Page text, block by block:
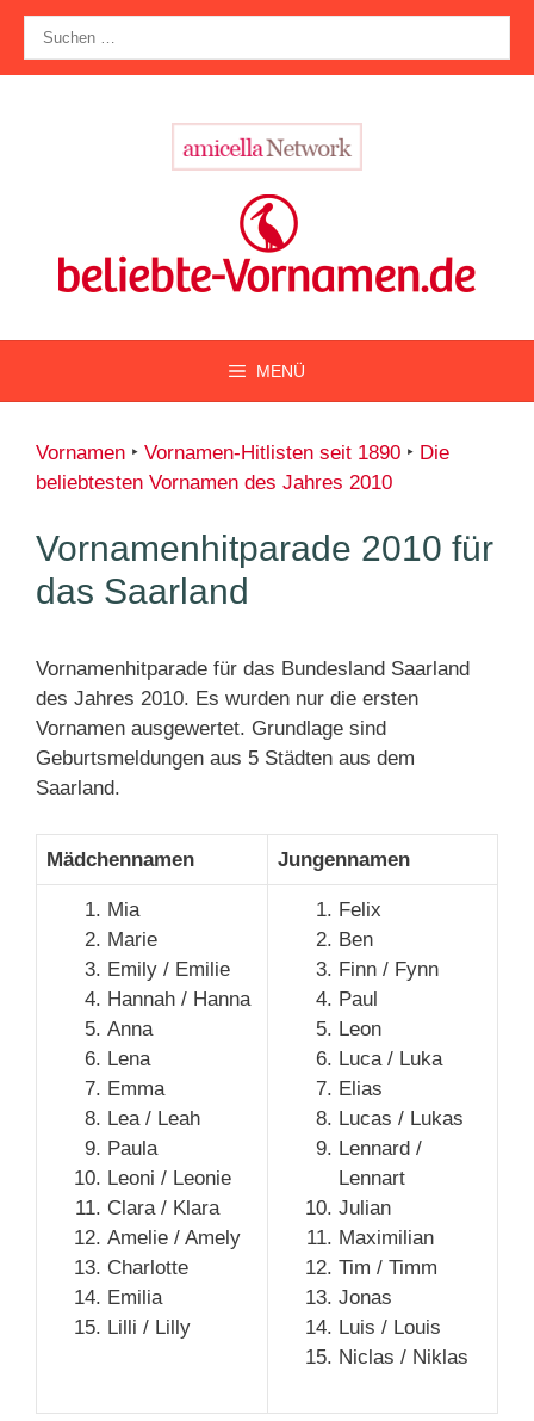
Zum
Inhalt
springen
nach:
MENÜ
Vornamen ‣ Vornamen-Hitlisten seit 1890 ‣ Die
beliebtesten Vornamen des Jahres 2010
Vornamenhitparade 2010 für
das Saarland
Vornamenhitparade für das Bundesland Saarland
des Jahres 2010. Es wurden nur die ersten
Vornamen ausgewertet. Grundlage sind
Geburtsmeldungen aus 5 Städten aus dem
Saarland.
Mädchennamen Jungennamen
Mia
Marie
Emily / Emilie
Hannah / Hanna
Anna
Lena
Emma
Lea / Leah
Paula
Leoni / Leonie
Clara / Klara
Amelie / Amely
Charlotte
Emilia
Lilli / Lilly
Felix
Ben
Finn / Fynn
Paul
Leon
Luca / Luka
Elias
Lucas / Lukas
Lennard /
Lennart
Julian
Maximilian
Tim / Timm
Jonas
Luis / Louis
Niclas / Niklas